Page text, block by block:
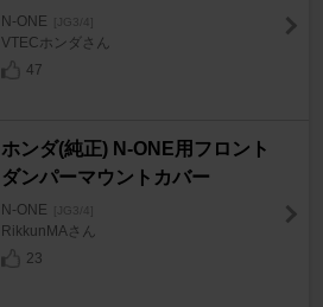
N-ONE [JG3/4]
VTECホンダさん
47
ホンダ(純正) N-ONE用フロント
ダンパーマウントカバー
N-ONE [JG3/4]
RikkunMAさん
23